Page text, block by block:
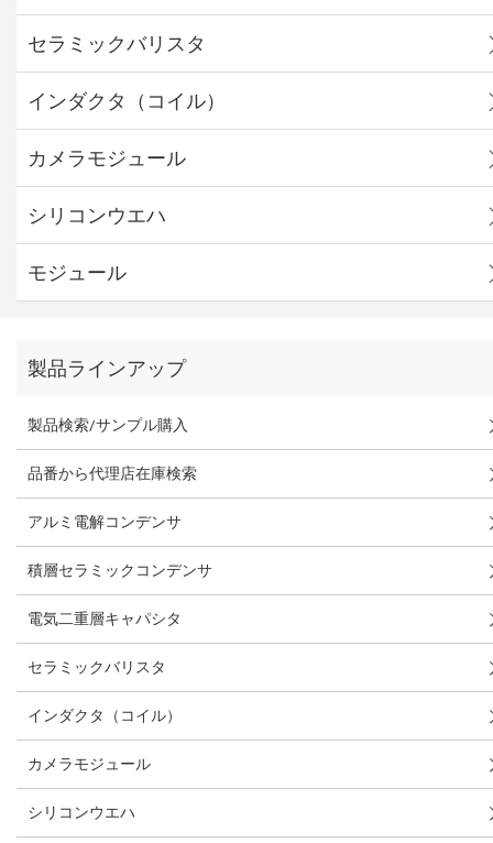
セラミックバリスタ
インダクタ（コイル）
カメラモジュール
シリコンウエハ
モジュール
製品ラインアップ
製品検索/サンプル購入
品番から代理店在庫検索
アルミ電解コンデンサ
積層セラミックコンデンサ
電気二重層キャパシタ
セラミックバリスタ
インダクタ（コイル）
カメラモジュール
シリコンウエハ